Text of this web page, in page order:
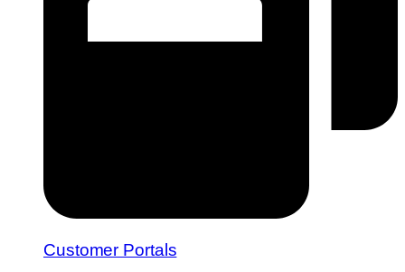
Customer Portals